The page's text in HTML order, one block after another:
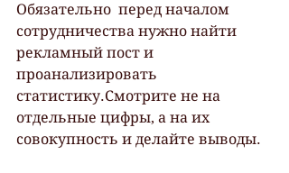
Обязательно  перед началом
сотрудничества нужно найти
рекламный пост и
проанализировать
статистику.Смотрите не на
отдельные цифры, а на их
совокупность и делайте выводы.